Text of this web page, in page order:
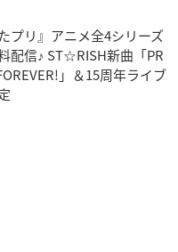
たプリ』アニメ全4シリーズ
配信♪ ST☆RISH新曲「PR
」＆15周年ライブ